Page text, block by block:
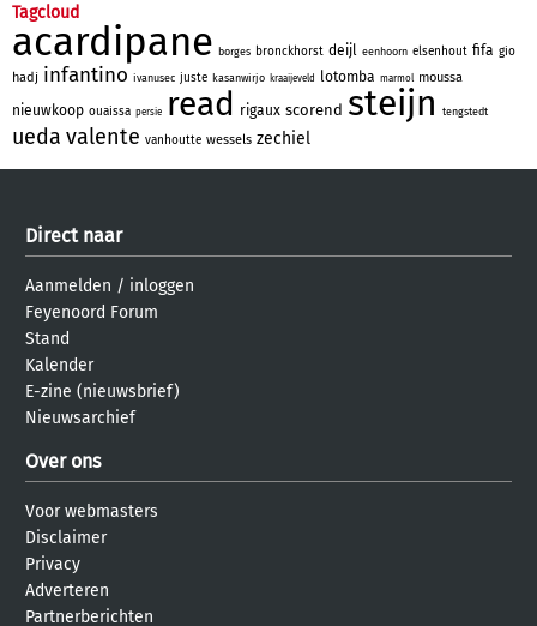
Tagcloud
acardipane borges bronckhorst deijl eenhoorn elsenhout fifa gio
hadj infantino ivanusec juste kasanwirjo kraaijeveld lotomba marmol moussa
nieuwkoop ouaissa persie read rigaux scorend steijn tengstedt
ueda valente vanhoutte wessels zechiel
Direct naar
Aanmelden / inloggen
Feyenoord Forum
Stand
Kalender
E-zine (nieuwsbrief)
Nieuwsarchief
Over ons
Voor webmasters
Disclaimer
Privacy
Adverteren
Partnerberichten